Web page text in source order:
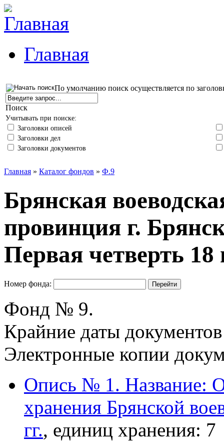
Главная
По умолчанию поиск осуществляется по
Поиск
Учитывать при поиске:
Заголовки описей
Заголовки дел
Заголовки документов
Главная » Каталог фондов » Ф.9
Брянская
провинция г.
Первая четверть 18
Номер фонда:
Фонд № 9.
Крайние даты
Электронные копии
Опись № 1. Название:
хранения Брянской
гг., единиц хранения: 7